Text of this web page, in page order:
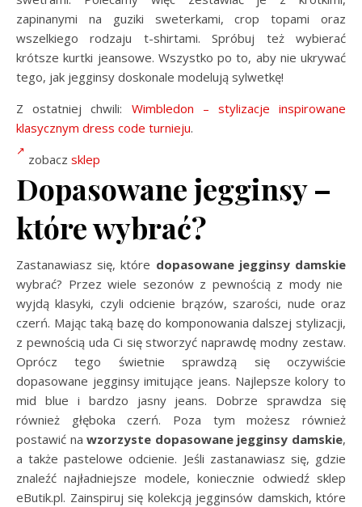
zapinanymi na guziki sweterkami, crop topami oraz
wszelkiego rodzaju t-shirtami. Spróbuj też wybierać
krótsze kurtki jeansowe. Wszystko po to, aby nie ukrywać
tego, jak jegginsy doskonale modelują sylwetkę!
Z ostatniej chwili: Wimbledon – stylizacje inspirowane
klasycznym dress code turnieju.
zobacz sklep
Dopasowane jegginsy –
które wybrać?
Zastanawiasz się, które dopasowane jegginsy damskie
wybrać? Przez wiele sezonów z pewnością z mody nie
wyjdą klasyki, czyli odcienie brązów, szarości, nude oraz
czerń. Mając taką bazę do komponowania dalszej stylizacji,
z pewnością uda Ci się stworzyć naprawdę modny zestaw.
Oprócz tego świetnie sprawdzą się oczywiście
dopasowane jegginsy imitujące jeans. Najlepsze kolory to
mid blue i bardzo jasny jeans. Dobrze sprawdza się
również głęboka czerń. Poza tym możesz również
postawić nawzorzyste dopasowane jegginsy damskie,
a także pastelowe odcienie. Jeśli zastanawiasz się, gdzie
znaleźć najładniejsze modele, koniecznie odwiedź sklep
eButik.pl. Zainspiruj się kolekcją jegginsów damskich, które